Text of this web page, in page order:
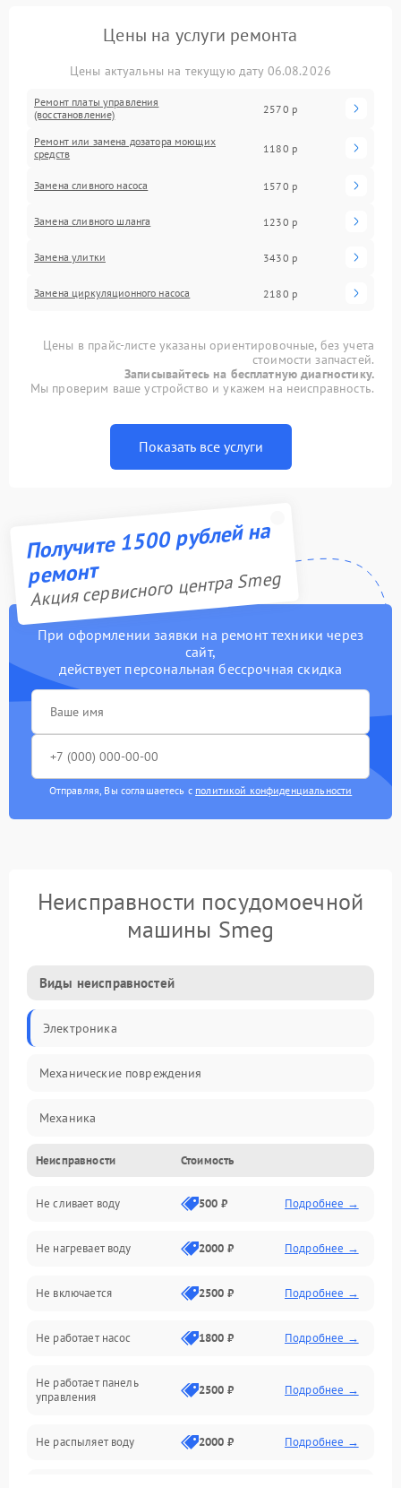
Цены на услуги ремонта
Цены актуальны на текущую дату 06.08.2026
Ремонт платы управления
(восстановление)
2570 р
Ремонт или замена дозатора моющих
средств
1180 р
Замена сливного насоса 1570 р
Замена сливного шланга 1230 р
Замена улитки 3430 р
Замена циркуляционного насоса 2180 р
Цены в прайс-листе указаны ориентировочные, без учета
стоимости запчастей.
Записывайтесь на бесплатную диагностику.
Мы проверим ваше устройство и укажем на неисправность.
Показать все услуги
Получите 1500 рублей на
ремонт
Акция сервисного центра Smeg
При оформлении заявки на ремонт техники через
сайт,
действует персональная бессрочная скидка
Отправляя, Вы соглашаетесь с политикой конфиденциальности
Неисправности посудомоечной
машины Smeg
Виды неисправностей
Электроника
Механические повреждения
Механика
Управление
Электропитание
Датчики
Нагрев
Вода
Гигиена
Программное обеспечение
Неисправности Стоимость
Не сливает воду 500 ₽ Подробнее →
Не нагревает воду 2000 ₽ Подробнее →
Не включается 2500 ₽ Подробнее →
Не работает насос 1800 ₽ Подробнее →
Не работает панель
управления
2500 ₽ Подробнее →
Не распыляет воду 2000 ₽ Подробнее →